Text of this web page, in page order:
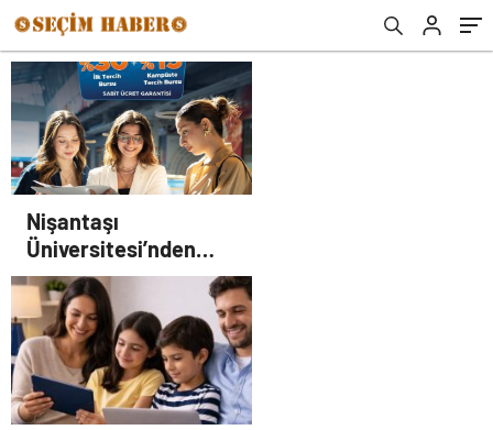
Nişantaşı
Üniversitesi’nden
2026 YKS Adaylarına
Çifte Güvence: Sabit
Ücret ve Kesintisiz
Burs